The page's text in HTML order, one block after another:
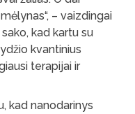
– vaizdingai
kad kartu su
kvantinius
terapijai ir
kad nanodarinys